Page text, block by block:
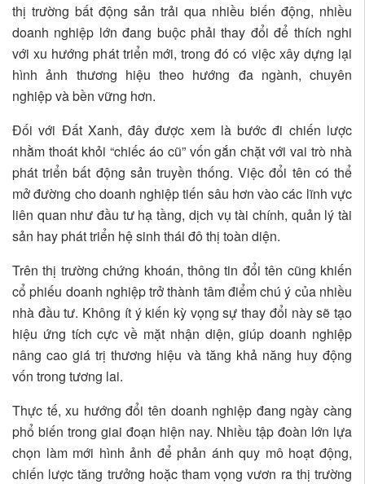
thị trường bất động sản trải qua nhiều biến động, nhiều
doanh nghiệp lớn đang buộc phải thay đổi để thích nghi
với xu hướng phát triển mới, trong đó có việc xây dựng lại
hình ảnh thương hiệu theo hướng đa ngành, chuyên
nghiệp và bền vững hơn.
Đối với Đất Xanh, đây được xem là bước đi chiến lược
nhằm thoát khỏi “chiếc áo cũ” vốn gắn chặt với vai trò nhà
phát triển bất động sản truyền thống. Việc đổi tên có thể
mở đường cho doanh nghiệp tiến sâu hơn vào các lĩnh vực
liên quan như đầu tư hạ tầng, dịch vụ tài chính, quản lý tài
sản hay phát triển hệ sinh thái đô thị toàn diện.
Trên thị trường chứng khoán, thông tin đổi tên cũng khiến
cổ phiếu doanh nghiệp trở thành tâm điểm chú ý của nhiều
nhà đầu tư. Không ít ý kiến kỳ vọng sự thay đổi này sẽ tạo
hiệu ứng tích cực về mặt nhận diện, giúp doanh nghiệp
nâng cao giá trị thương hiệu và tăng khả năng huy động
vốn trong tương lai.
Thực tế, xu hướng đổi tên doanh nghiệp đang ngày càng
phổ biến trong giai đoạn hiện nay. Nhiều tập đoàn lớn lựa
chọn làm mới hình ảnh để phản ánh quy mô hoạt động,
chiến lược tăng trưởng hoặc tham vọng vươn ra thị trường